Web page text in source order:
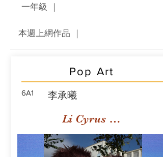
一年級 ｜
本週上網作品 ｜
Pop Art
6A1 李承曦
Li Cyrus Sing Hei